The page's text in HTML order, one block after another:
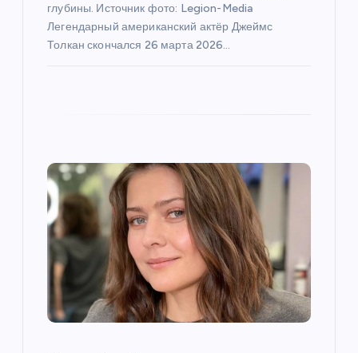
глубины. Источник фото: Legion-Media
Легендарный американский актёр Джеймс
Толкан скончался 26 марта 2026…